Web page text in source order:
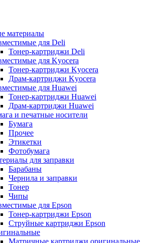
материалы
для Deli
Тонер-картриджи Deli
для Kyocera
Тонер-картриджи Kyocera
Драм-картриджи Kyocera
для Huawei
Тонер-картриджи Huawei
Драм-картриджи Huawei
и печатные носители
Бумага
Прочее
Этикетки
Фотобумага
для заправки
Барабаны
Чернила и заправки
Тонер
Чипы
для Epson
Тонер-картриджи Epson
Струйные картриджи Epson
Матричные картриджи оригинальные